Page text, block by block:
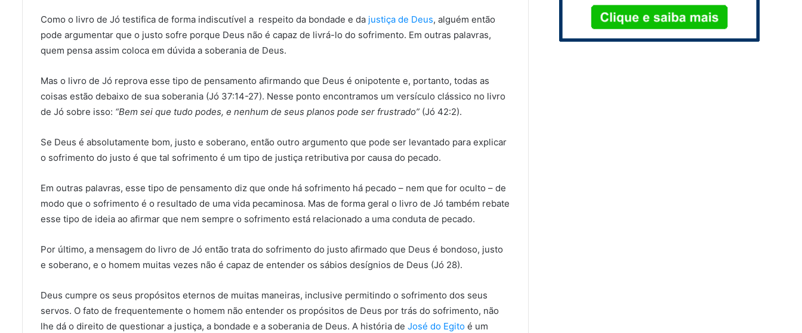
Como o livro de Jó testifica de forma indiscutível a respeito da bondade e da justiça de Deus, alguém então
pode argumentar que o justo sofre porque Deus não é capaz de livrá-lo do sofrimento. Em outras palavras,
quem pensa assim coloca em dúvida a soberania de Deus.
Mas o livro de Jó reprova esse tipo de pensamento afirmando que Deus é onipotente e, portanto, todas as
coisas estão debaixo de sua soberania (Jó 37:14-27). Nesse ponto encontramos um versículo clássico no livro
de Jó sobre isso: “Bem sei que tudo podes, e nenhum de seus planos pode ser frustrado” (Jó 42:2).
Se Deus é absolutamente bom, justo e soberano, então outro argumento que pode ser levantado para explicar
o sofrimento do justo é que tal sofrimento é um tipo de justiça retributiva por causa do pecado.
Em outras palavras, esse tipo de pensamento diz que onde há sofrimento há pecado – nem que for oculto – de
modo que o sofrimento é o resultado de uma vida pecaminosa. Mas de forma geral o livro de Jó também rebate
esse tipo de ideia ao afirmar que nem sempre o sofrimento está relacionado a uma conduta de pecado.
Por último, a mensagem do livro de Jó então trata do sofrimento do justo afirmado que Deus é bondoso, justo
e soberano, e o homem muitas vezes não é capaz de entender os sábios desígnios de Deus (Jó 28).
Deus cumpre os seus propósitos eternos de muitas maneiras, inclusive permitindo o sofrimento dos seus
servos. O fato de frequentemente o homem não entender os propósitos de Deus por trás do sofrimento, não
lhe dá o direito de questionar a justiça, a bondade e a soberania de Deus. A história de José do Egito é um